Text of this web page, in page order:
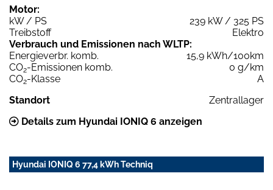
Motor:
kW / PS
239 kW / 325 PS
Treibstoff
Elektro
Verbrauch und Emissionen nach WLTP:
Energieverbr. komb.
15,9 kWh/100km
CO2-Emissionen komb.
0 g/km
CO2-Klasse
A
Standort
Zentrallager
Details zum Hyundai IONIQ 6 anzeigen
Hyundai IONIQ 6 77,4 kWh Techniq